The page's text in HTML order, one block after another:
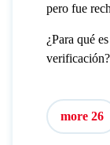
pero fue
¿Para qué
verificación?
more 26